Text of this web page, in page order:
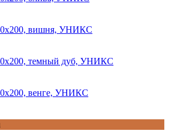
вишня, УНИКС
темный дуб, УНИКС
венге, УНИКС